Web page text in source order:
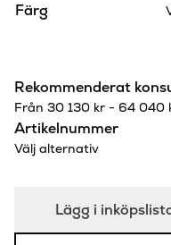
Färg
Rekommenderat
Från 30 130 kr - 64 040
Artikelnummer
Välj alternativ
Lägg i